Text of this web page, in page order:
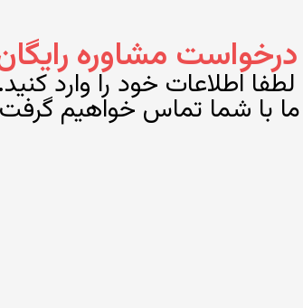
درخواست مشاوره
لطفا اطلاعات خود را وارد کنید.
ما با شما تماس خواهیم